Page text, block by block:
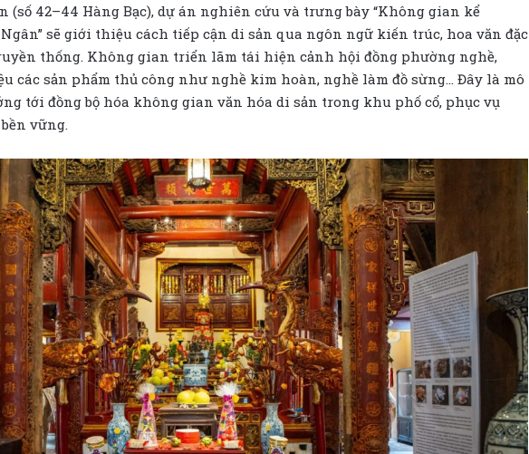
(số 42–44 Hàng Bạc), dự án nghiên cứu và trưng bày “Không gian kể
sẽ giới thiệu cách tiếp cận di sản qua ngôn ngữ kiến trúc, hoa văn đặc
thống. Không gian triển lãm tái hiện cảnh hội đồng phường nghề,
các sản phẩm thủ công như nghề kim hoàn, nghề làm đồ sừng… Đây là mô
tới đồng bộ hóa không gian văn hóa di sản trong khu phố cổ, phục vụ
vững.